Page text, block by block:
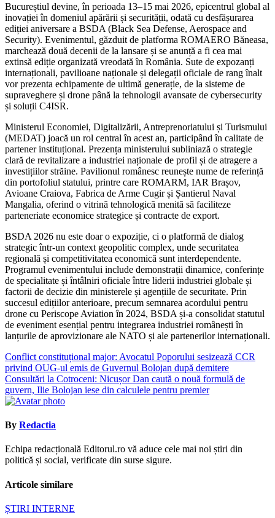
Bucureștiul devine, în perioada 13–15 mai 2026, epicentrul global al
inovației în domeniul apărării și securității, odată cu desfășurarea
ediției aniversare a BSDA (Black Sea Defense, Aerospace and
Security). Evenimentul, găzduit de platforma ROMAERO Băneasa,
marchează două decenii de la lansare și se anunță a fi cea mai
extinsă ediție organizată vreodată în România. Sute de expozanți
internaționali, pavilioane naționale și delegații oficiale de rang înalt
vor prezenta echipamente de ultimă generație, de la sisteme de
supraveghere și drone până la tehnologii avansate de cybersecurity
și soluții C4ISR.
Ministerul Economiei, Digitalizării, Antreprenoriatului și Turismului
(MEDAT) joacă un rol central în acest an, participând în calitate de
partener instituțional. Prezența ministerului subliniază o strategie
clară de revitalizare a industriei naționale de profil și de atragere a
investițiilor străine. Pavilionul românesc reunește nume de referință
din portofoliul statului, printre care ROMARM, IAR Brașov,
Avioane Craiova, Fabrica de Arme Cugir și Șantierul Naval
Mangalia, oferind o vitrină tehnologică menită să faciliteze
parteneriate economice strategice și contracte de export.
BSDA 2026 nu este doar o expoziție, ci o platformă de dialog
strategic într-un context geopolitic complex, unde securitatea
regională și competitivitatea economică sunt interdependente.
Programul evenimentului include demonstrații dinamice, conferințe
de specialitate și întâlniri oficiale între liderii industriei globale și
factorii de decizie din ministerele și agențiile de securitate. Prin
succesul edițiilor anterioare, precum semnarea acordului pentru
drone cu Periscope Aviation în 2024, BSDA și-a consolidat statutul
de eveniment esențial pentru integrarea industriei românești în
lanțurile de aprovizionare ale NATO și ale partenerilor internaționali.
Navigare
în
articole
Conflict constituțional major: Avocatul Poporului sesizează CCR
privind OUG-ul emis de Guvernul Bolojan după demitere
Consultări la Cotroceni: Nicușor Dan caută o nouă formulă de
guvern, Ilie Bolojan iese din calculele pentru premier
By Redactia
Echipa redacțională Editorul.ro vă aduce cele mai noi știri din
politică și social, verificate din surse sigure.
Articole similare
ȘTIRI INTERNE